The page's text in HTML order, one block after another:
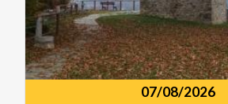
07/08/2026